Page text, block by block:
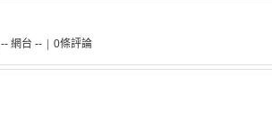
-- 網台 -- 0條評論